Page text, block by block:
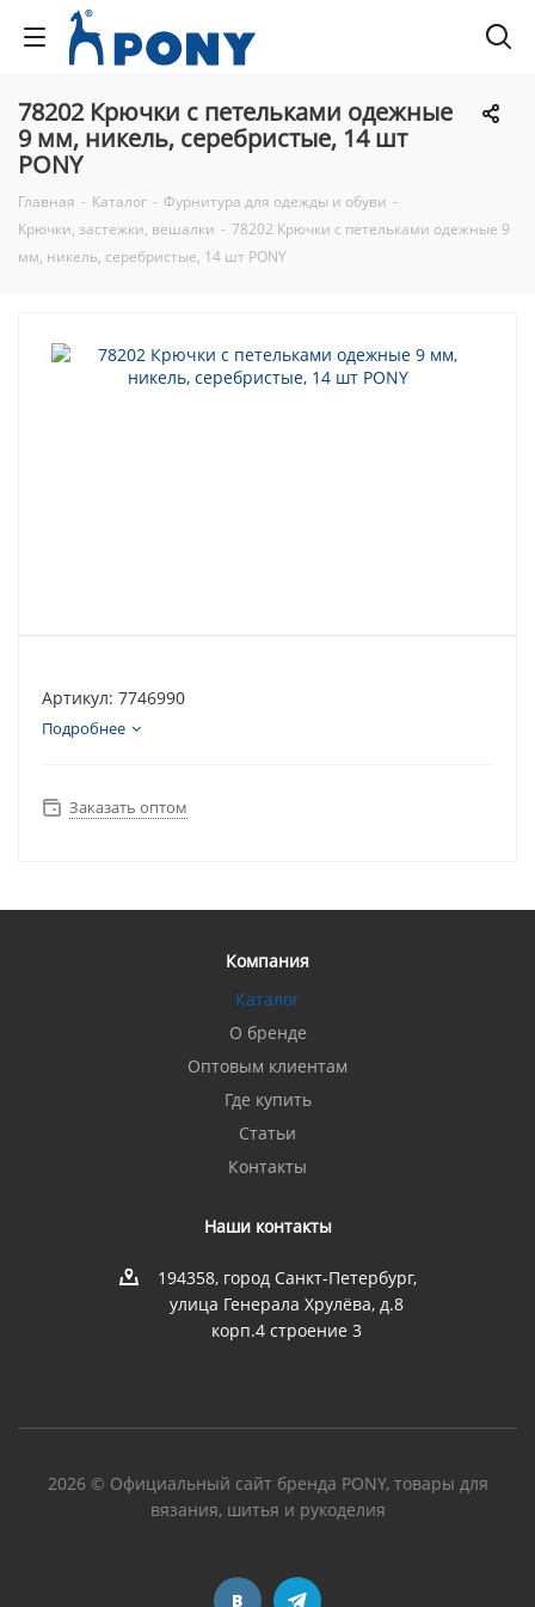
78202 Крючки с петельками одежные
9 мм, никель, серебристые, 14 шт
PONY
Главная - Каталог - Фурнитура для одежды и обуви -
Крючки, застежки, вешалки - 78202 Крючки с петельками одежные 9
мм, никель, серебристые, 14 шт PONY
Артикул: 7746990
Подробнее
Заказать оптом
Компания
Каталог
О бренде
Оптовым клиентам
Где купить
Статьи
Контакты
Наши контакты
194358, город Санкт-Петербург,
улица Генерала Хрулёва, д.8
корп.4 строение 3
2026 © Официальный сайт бренда PONY, товары для
вязания, шитья и рукоделия